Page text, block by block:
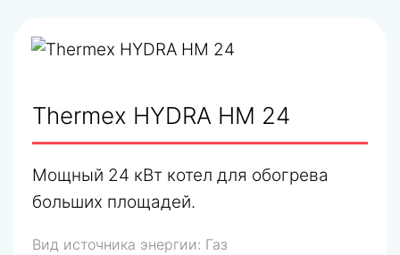
Thermex HYDRA HM 24
Мощный 24 кВт котел для обогрева
больших площадей.
Вид источника энергии: Газ